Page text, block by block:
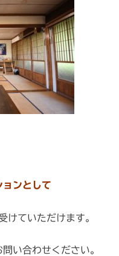
ョンとして
けていただけます。
い合わせください。